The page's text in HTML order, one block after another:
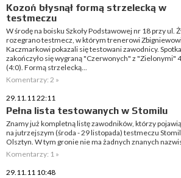
Kozoń błysnął formą strzelecką w
testmeczu
W środę na boisku Szkoły Podstawowej nr 18 przy ul.
rozegrano testmecz, w którym trenerowi
Kaczmarkowi pokazali się testowani zawodnicy.
zakończyło się wygraną "Czerwonych" z "Zielonymi"
(4:0). Formą strzelecką...
Komentarzy: 2 »
29.11.11 22:11
Pełna lista testowanych w Stomilu
Znamy już kompletną listę zawodników, którzy
na jutrzejszym (środa - 29 listopada) testmeczu
Olsztyn. W tym gronie nie ma żadnych znanych
Komentarzy: 1 »
29.11.11 10:48